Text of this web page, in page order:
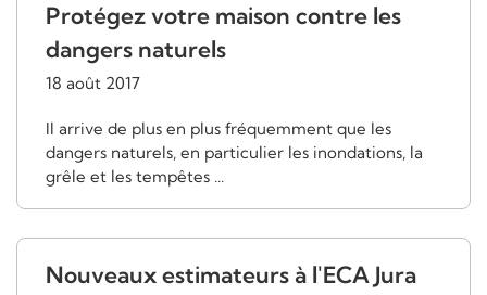
Protégez votre maison contre les
dangers naturels
18 août 2017
Il arrive de plus en plus fréquemment que les
dangers naturels, en particulier les inondations, la
grêle et les tempêtes ...
Nouveaux estimateurs à l'ECA Jura